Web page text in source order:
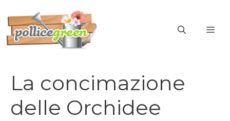
contenuto
La concimazione
delle Orchidee